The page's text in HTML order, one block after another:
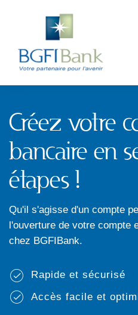
Créez votre
bancaire en
étapes !
Qu'il s'agisse d'un compte
l'ouverture de votre compte
chez BGFIBank.
Rapide et sécurisé
Accès facile et